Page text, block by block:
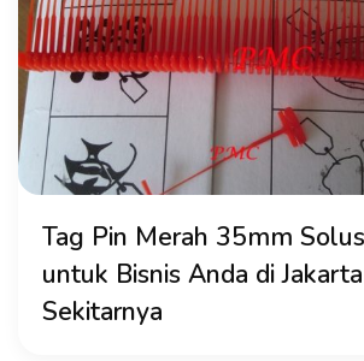
Tag Pin Merah 35mm
untuk Bisnis Anda di
Sekitarnya